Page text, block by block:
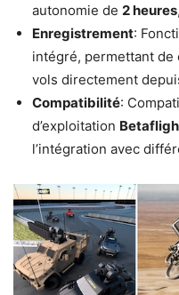
autonomie de 2 heures
Enregistrement:
intégré, permettant de
vols directement
Compatibilité:
d’exploitation
l’intégration avec